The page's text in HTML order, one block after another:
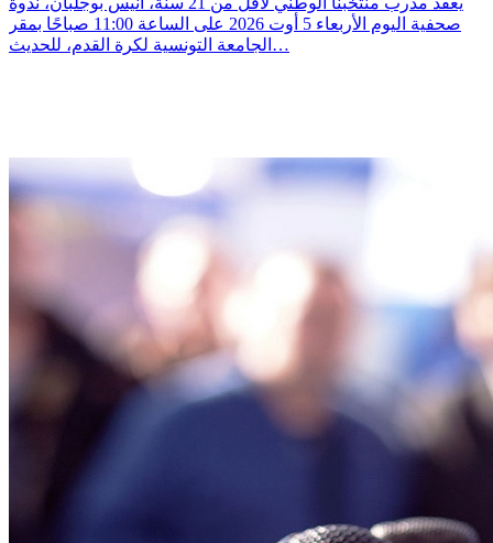
صحفية اليوم الأربعاء 5 أوت 2026 على الساعة 11:00 صباحًا بمقر
الجامعة التونسية لكرة القدم، للحديث…